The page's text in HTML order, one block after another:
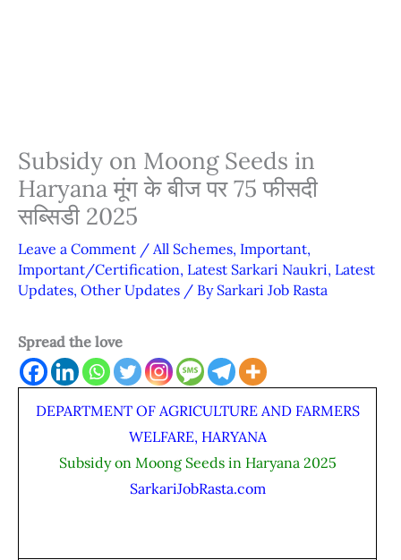
Subsidy on Moong Seeds in
Haryana मूंग के बीज पर 75 फीसदी
सब्सिडी 2025
Leave a Comment / All Schemes, Important,
Important/Certification, Latest Sarkari Naukri, Latest
Updates, Other Updates / By Sarkari Job Rasta
Spread the love
DEPARTMENT OF AGRICULTURE AND FARMERS
WELFARE, HARYANA
Subsidy on Moong Seeds in Haryana 2025
SarkariJobRasta.com